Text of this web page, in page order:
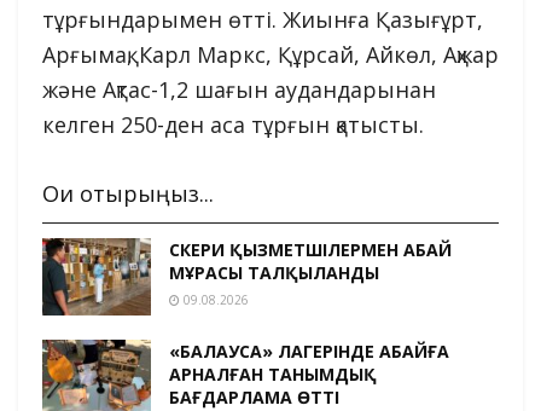
тұрғындарымен өтті. Жиынға Қазығұрт,
Арғымақ, Карл Маркс, Құрсай, Айкөл, Ақжар
және Ақтас-1,2 шағын аудандарынан
келген 250-ден аса тұрғын қатысты.
Оқи отырыңыз...
ӘСКЕРИ ҚЫЗМЕТШІЛЕРМЕН АБАЙ
МҰРАСЫ ТАЛҚЫЛАНДЫ
09.08.2026
«БАЛАУСА» ЛАГЕРІНДЕ АБАЙҒА
АРНАЛҒАН ТАНЫМДЫҚ
БАҒДАРЛАМА ӨТТІ